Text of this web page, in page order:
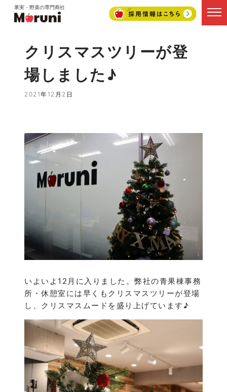
果実・野菜の専門商社
クリスマスツリーが登
場しました♪
2021年12月2日
いよいよ12月に入りました。弊社の青果棟事務
所・休憩室には早くもクリスマスツリーが登場
し、クリスマスムードを盛り上げています♪